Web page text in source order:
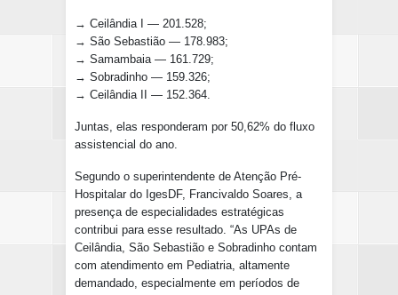
→ Ceilândia I — 201.528;
→ São Sebastião — 178.983;
→ Samambaia — 161.729;
→ Sobradinho — 159.326;
→ Ceilândia II — 152.364.
Juntas, elas responderam por 50,62% do fluxo
assistencial do ano.
Segundo o superintendente de Atenção Pré-
Hospitalar do IgesDF, Francivaldo Soares, a
presença de especialidades estratégicas
contribui para esse resultado. “As UPAs de
Ceilândia, São Sebastião e Sobradinho contam
com atendimento em Pediatria, altamente
demandado, especialmente em períodos de